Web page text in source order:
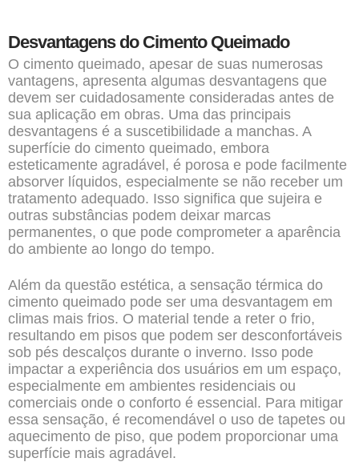
Desvantagens do Cimento Queimado
O cimento queimado, apesar de suas numerosas
vantagens, apresenta algumas desvantagens que
devem ser cuidadosamente consideradas antes de
sua aplicação em obras. Uma das principais
desvantagens é a suscetibilidade a manchas. A
superfície do cimento queimado, embora
esteticamente agradável, é porosa e pode facilmente
absorver líquidos, especialmente se não receber um
tratamento adequado. Isso significa que sujeira e
outras substâncias podem deixar marcas
permanentes, o que pode comprometer a aparência
do ambiente ao longo do tempo.
Além da questão estética, a sensação térmica do
cimento queimado pode ser uma desvantagem em
climas mais frios. O material tende a reter o frio,
resultando em pisos que podem ser desconfortáveis
sob pés descalços durante o inverno. Isso pode
impactar a experiência dos usuários em um espaço,
especialmente em ambientes residenciais ou
comerciais onde o conforto é essencial. Para mitigar
essa sensação, é recomendável o uso de tapetes ou
aquecimento de piso, que podem proporcionar uma
superfície mais agradável.